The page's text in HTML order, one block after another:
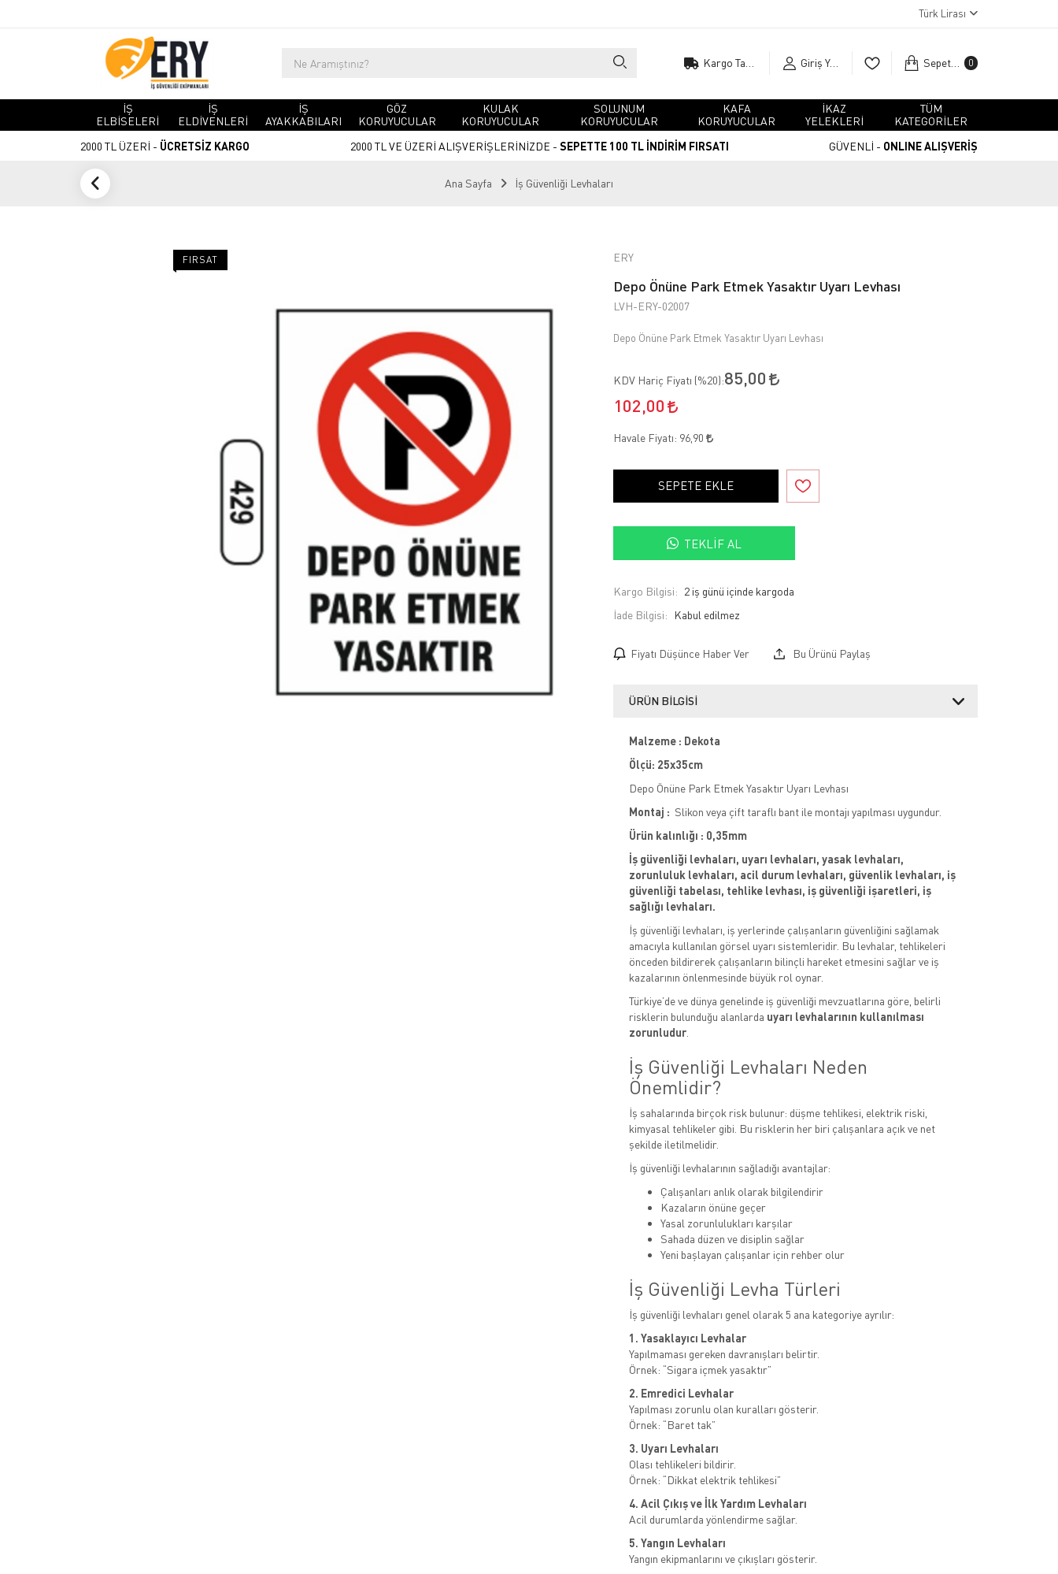
Türk Lirası
Giriş Yap Sepetim 0
İŞ
ELBİSELERİ
İŞ
ELDİVENLERİ
İŞ
AYAKKABILARI
GÖZ
KORUYUCULAR
KULAK
KORUYUCULAR
SOLUNUM
KORUYUCULAR
KAFA
KORUYUCULAR
İKAZ
YELEKLERİ
TÜM
KATEGORİLER
2000 TL ÜZERİ - ÜCRETSİZ KARGO 2000 TL VE ÜZERİ ALIŞVERİŞLERİNİZDE - SEPETTE 100 TL İNDİRİM FIRSATI GÜVENLİ - ONLINE ALIŞVERİŞ
Ana Sayfa İş Güvenliği Levhaları
FIRSAT ERY
Depo Önüne Park Etmek Yasaktır Uyarı Levhası
LVH-ERY-02007
Depo Önüne Park Etmek Yasaktır Uyarı Levhası
KDV Hariç Fiyatı (%20):85,00
102,00
Havale Fiyatı: 96,90
SEPETE EKLE
TEKLIF AL
Kargo Bilgisi: 2 iş günü içinde kargoda
İade Bilgisi:
Fiyatı Düşünce Haber Ver Bu Ürünü Paylaş
ÜRÜN BILGISI
Malzeme : Dekota
Ölçü: 25x35cm
Depo Önüne Park Etmek Yasaktır Uyarı Levhası
Montaj : Slikon veya çift taraflı bant ile montajı yapılması uygundur.
Ürün kalınlığı : 0,35mm
İş güvenliği levhaları, uyarı levhaları, yasak levhaları,
zorunluluk levhaları, acil durum levhaları, güvenlik levhaları, iş
güvenliği tabelası, tehlike levhası, iş güvenliği işaretleri, iş
sağlığı levhaları.
İş güvenliği levhaları, iş yerlerinde çalışanların güvenliğini sağlamak
amacıyla kullanılan görsel uyarı sistemleridir. Bu levhalar, tehlikeleri
önceden bildirerek çalışanların bilinçli hareket etmesini sağlar ve iş
kazalarının önlenmesinde büyük rol oynar.
Türkiye’de ve dünya genelinde iş güvenliği mevzuatlarına göre, belirli
risklerin bulunduğu alanlarda uyarı levhalarının kullanılması
zorunludur.
İş Güvenliği Levhaları Neden
Önemlidir?
İş sahalarında birçok risk bulunur: düşme tehlikesi, elektrik riski,
kimyasal tehlikeler gibi. Bu risklerin her biri çalışanlara açık ve net
şekilde iletilmelidir.
İş güvenliği levhalarının sağladığı avantajlar:
Çalışanları anlık olarak bilgilendirir
Kazaların önüne geçer
Yasal zorunlulukları karşılar
Sahada düzen ve disiplin sağlar
Yeni başlayan çalışanlar için rehber olur
İş Güvenliği Levha Türleri
İş güvenliği levhaları genel olarak 5 ana kategoriye ayrılır:
1. Yasaklayıcı Levhalar
Yapılmaması gereken davranışları belirtir.
Örnek: “Sigara içmek yasaktır”
2. Emredici Levhalar
Yapılması zorunlu olan kuralları gösterir.
Örnek: “Baret tak”
3. Uyarı Levhaları
Olası tehlikeleri bildirir.
Örnek: “Dikkat elektrik tehlikesi”
4. Acil Çıkış ve İlk Yardım Levhaları
Acil durumlarda yönlendirme sağlar.
5. Yangın Levhaları
Yangın ekipmanlarını ve çıkışları gösterir.